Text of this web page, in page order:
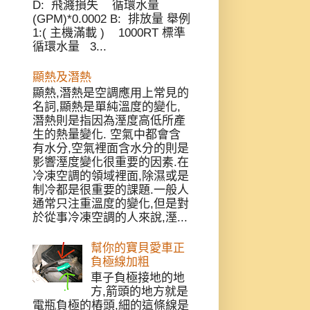
D: 飛濺損失 循環水量
(GPM)*0.0002 B: 排放量 舉例
1:( 主機滿載 ) 1000RT 標準
循環水量 3...
顯熱及潛熱
顯熱,潛熱是空調應用上常見的
名詞,顯熱是單純溫度的變化,
潛熱則是指因為溼度高低所產
生的熱量變化. 空氣中都會含
有水分,空氣裡面含水分的則是
影響溼度變化很重要的因素.在
冷凍空調的領域裡面,除濕或是
制冷都是很重要的課題.一般人
通常只注重溫度的變化,但是對
於從事冷凍空調的人來說,溼...
幫你的寶貝愛車正
負極線加粗
車子負極接地的地
方,箭頭的地方就是
電瓶負極的樁頭,細的這條線是